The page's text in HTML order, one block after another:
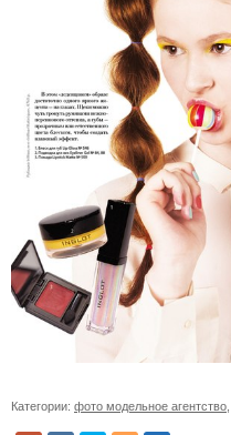
Категории: фото модельное агентство